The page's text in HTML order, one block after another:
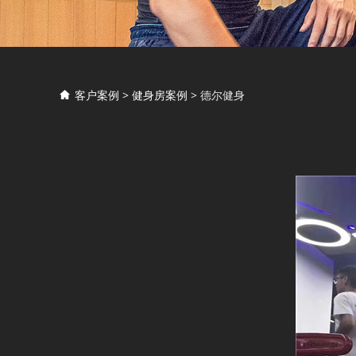
德尔健身
客户案例 > 健身房案例 > 德尔健身